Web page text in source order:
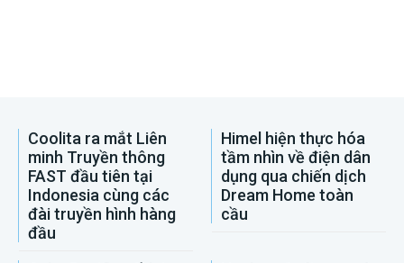
Coolita ra mắt Liên
minh Truyền thông
FAST đầu tiên tại
Indonesia cùng các
đài truyền hình hàng
đầu
Himel hiện thực hóa
tầm nhìn về điện dân
dụng qua chiến dịch
Dream Home toàn
cầu